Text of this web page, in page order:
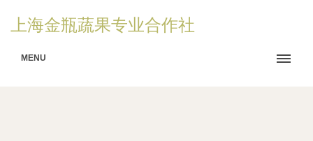
上海金瓶蔬果专业合作社
MENU